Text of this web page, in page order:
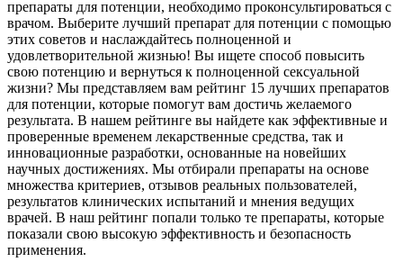
препараты для потенции, необходимо проконсультироваться с
врачом. Выберите лучший препарат для потенции с помощью
этих советов и наслаждайтесь полноценной и
удовлетворительной жизнью! Вы ищете способ повысить
свою потенцию и вернуться к полноценной сексуальной
жизни? Мы представляем вам рейтинг 15 лучших препаратов
для потенции, которые помогут вам достичь желаемого
результата. В нашем рейтинге вы найдете как эффективные и
проверенные временем лекарственные средства, так и
инновационные разработки, основанные на новейших
научных достижениях. Мы отбирали препараты на основе
множества критериев, отзывов реальных пользователей,
результатов клинических испытаний и мнения ведущих
врачей. В наш рейтинг попали только те препараты, которые
показали свою высокую эффективность и безопасность
применения.